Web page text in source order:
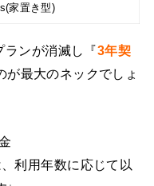
家置き型)
ランが消滅し『3年契
が最大のネックでしょ
利用年数に応じて以